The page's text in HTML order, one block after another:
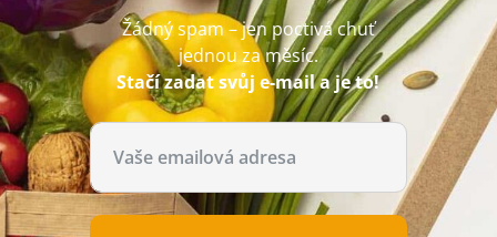
Žádný spam – jen poctivá chuť
jednou za měsíc.
Stačí zadat svůj e-mail a je to!